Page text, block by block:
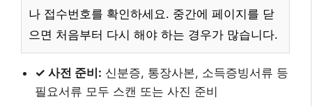
나 접수번호를 확인하세요. 중간에 페이지를 닫
으면 처음부터 다시 해야 하는 경우가 많습니다.
✓ 사전 준비: 신분증, 통장사본, 소득증빙서류 등
필요서류 모두 스캔 또는 사진 준비